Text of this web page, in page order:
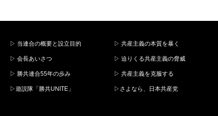
▷ 当連合の概要と設立目的
▷ 会長あいさつ
▷ 勝共連合55年の歩み
▷遊説隊「勝共UNITE」
▷ 共産主義の本質を暴く
▷ 迫りくる共産主義の脅威
▷ 共産主義を克服する
▷さよなら、日本共産党